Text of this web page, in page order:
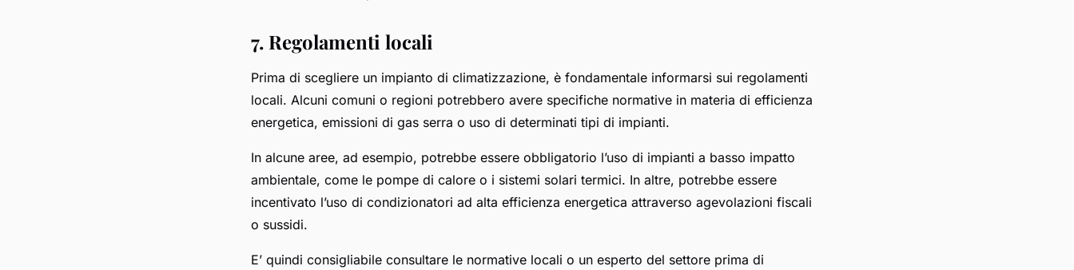
7. Regolamenti locali
Prima di scegliere un impianto di climatizzazione, è fondamentale informarsi sui regolamenti
locali. Alcuni comuni o regioni potrebbero avere specifiche normative in materia di efficienza
energetica, emissioni di gas serra o uso di determinati tipi di impianti.
In alcune aree, ad esempio, potrebbe essere obbligatorio l’uso di impianti a basso impatto
ambientale, come le pompe di calore o i sistemi solari termici. In altre, potrebbe essere
incentivato l’uso di condizionatori ad alta efficienza energetica attraverso agevolazioni fiscali
o sussidi.
E’ quindi consigliabile consultare le normative locali o un esperto del settore prima di